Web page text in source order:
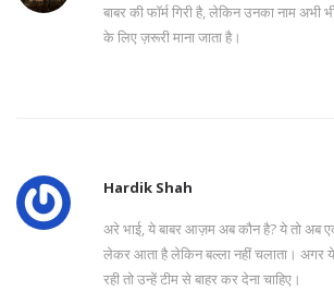
बाबर की फॉर्म गिरी है, लेकिन उनका नाम अभी
के लिए ज़रूरी माना जाता है।
Hardik Shah
अरे भाई, ये बाबर आज़म अब कौन है? ये तो अब
लेकर आता है लेकिन बल्ला नहीं चलाता। अगर
रही तो उन्हें टीम से बाहर कर देना चाहिए।